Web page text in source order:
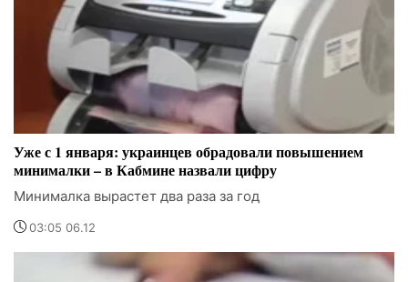
Уже с 1 января: украинцев обрадовали повышением
минималки – в Кабмине назвали цифру
Минималка вырастет два раза за год
03:05 06.12